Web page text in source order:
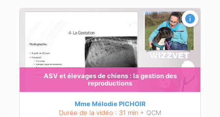
ASV et élevages de chiens : la gestion des
reproductions
Mme Mélodie PICHOIR
Durée de la vidéo : 31 min + QCM